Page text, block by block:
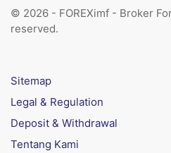
© 2026 - FOREXimf - Broker
reserved.
Sitemap
Legal & Regulation
Deposit & Withdrawal
Tentang Kami